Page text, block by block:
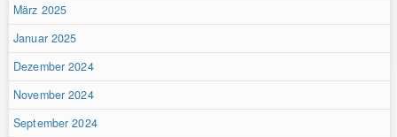
März 2025
Januar 2025
Dezember 2024
November 2024
September 2024